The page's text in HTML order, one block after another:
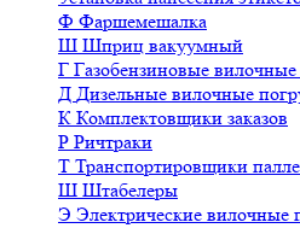
Ф Фаршемешалка
Ш Шприц вакуумный
Г Газобензиновые
Д Дизельные вилочные
К Комплектовщики заказов
Р Ричтраки
Т Транспортировщики
Ш Штабелеры
Э Электрические вилочные